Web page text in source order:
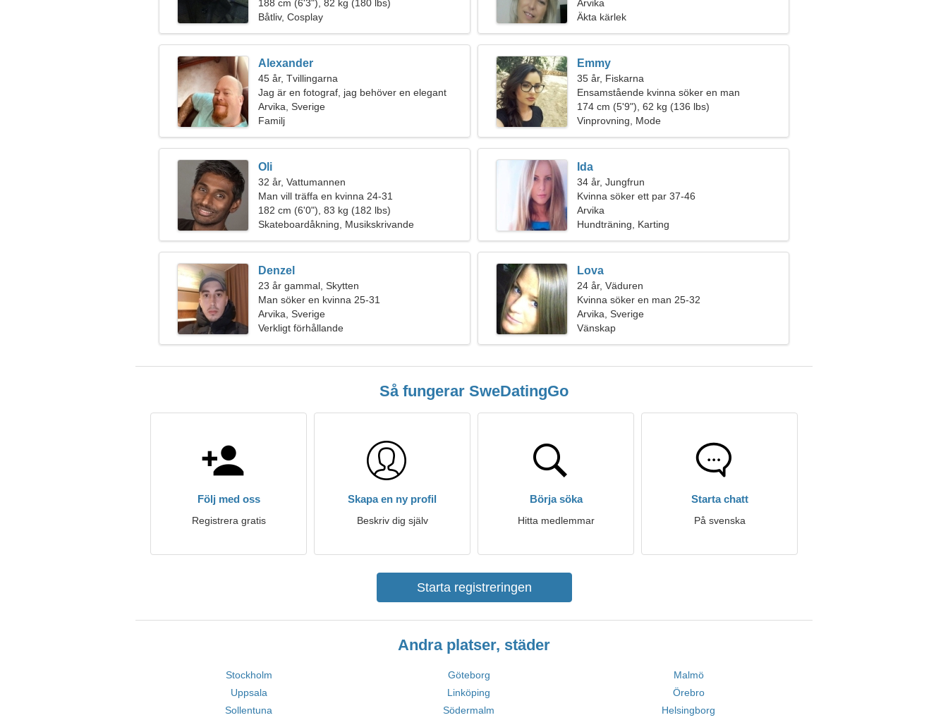
188 cm (6'3"), 82 kg (180 lbs)
Båtliv, Cosplay
Arvika
Äkta kärlek
Alexander
45 år, Tvillingarna
Jag är en fotograf, jag behöver en elegant
kvinna
Arvika, Sverige
Familj
Emmy
35 år, Fiskarna
Ensamstående kvinna söker en man
174 cm (5'9"), 62 kg (136 lbs)
Vinprovning, Mode
Oli
32 år, Vattumannen
Man vill träffa en kvinna 24-31
182 cm (6'0"), 83 kg (182 lbs)
Skateboardåkning, Musikskrivande
Ida
34 år, Jungfrun
Kvinna söker ett par 37-46
Arvika
Hundträning, Karting
Denzel
23 år gammal, Skytten
Man söker en kvinna 25-31
Arvika, Sverige
Verkligt förhållande
Lova
24 år, Väduren
Kvinna söker en man 25-32
Arvika, Sverige
Vänskap
Så fungerar SweDatingGo
Följ med oss
Registrera gratis
Skapa en ny profil
Beskriv dig själv
Börja söka
Hitta medlemmar
Starta chatt
På svenska
Starta registreringen
Andra platser, städer
Stockholm Göteborg
Malmö
Uppsala
Linköping
Örebro
Sollentuna
Södermalm Helsingborg